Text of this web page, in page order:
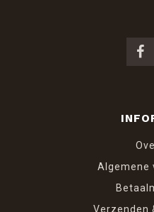
Algemene
Verzenden